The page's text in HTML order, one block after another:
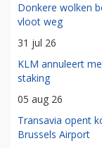
Donkere wolken
vloot weg
31 jul 26
KLM annuleert
staking
05 aug 26
Transavia opent
Brussels Airport